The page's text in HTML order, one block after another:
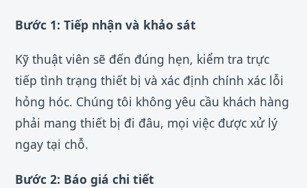
Bước 1: Tiếp nhận và khảo sát
Kỹ thuật viên sẽ đến đúng hẹn, kiểm tra trực
tiếp tình trạng thiết bị và xác định chính xác lỗi
hỏng hóc. Chúng tôi không yêu cầu khách hàng
phải mang thiết bị đi đâu, mọi việc được xử lý
ngay tại chỗ.
Bước 2: Báo giá chi tiết